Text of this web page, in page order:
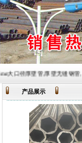
口径厚壁管,厚壁无缝钢管
产品展示